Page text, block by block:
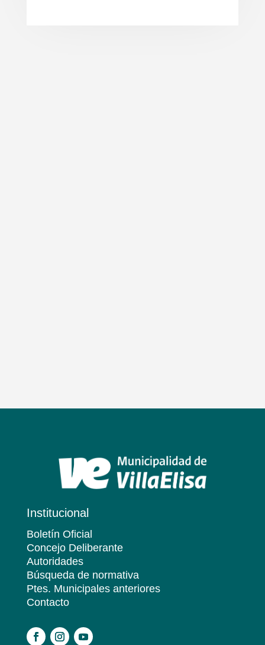
Institucional
Boletín Oficial
Concejo Deliberante
Autoridades
Búsqueda de normativa
Ptes. Municipales anteriores
Contacto